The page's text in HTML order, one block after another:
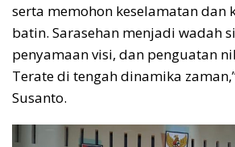
serta memohon keselamatan dan
batin. Sarasehan menjadi wadah
penyamaan visi, dan penguatan
Terate di tengah dinamika
Susanto.